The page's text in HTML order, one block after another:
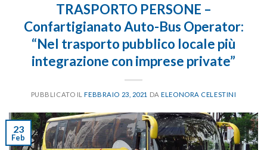
TRASPORTO PERSONE –
Confartigianato Auto-Bus Operator:
“Nel trasporto pubblico locale più
integrazione con imprese private”
PUBBLICATO ILFEBBRAIO 23, 2021 DAELEONORA CELESTINI
23
Feb